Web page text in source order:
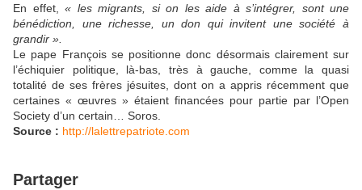
En effet, « les migrants, si on les aide à s’intégrer, sont une
bénédiction, une richesse, un don qui invitent une société à
grandir ».
Le pape François se positionne donc désormais clairement sur
l’échiquier politique, là-bas, très à gauche, comme la quasi
totalité de ses frères jésuites, dont on a appris récemment que
certaines « œuvres » étaient financées pour partie par l’Open
Society d’un certain… Soros.
Source : http://lalettrepatriote.com
Partager